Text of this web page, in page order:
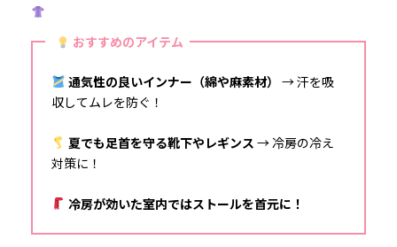
おすすめのアイテム
通気性の良いインナー（綿や麻素材）
→ 汗を吸
収してムレを防ぐ！
夏でも足首を守る靴下やレギンス → 冷房の冷え
対策に！
冷房が効いた室内ではストールを首元に！